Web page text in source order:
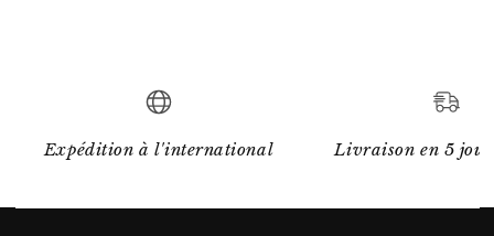
Expédition à l'international Livraison en 5